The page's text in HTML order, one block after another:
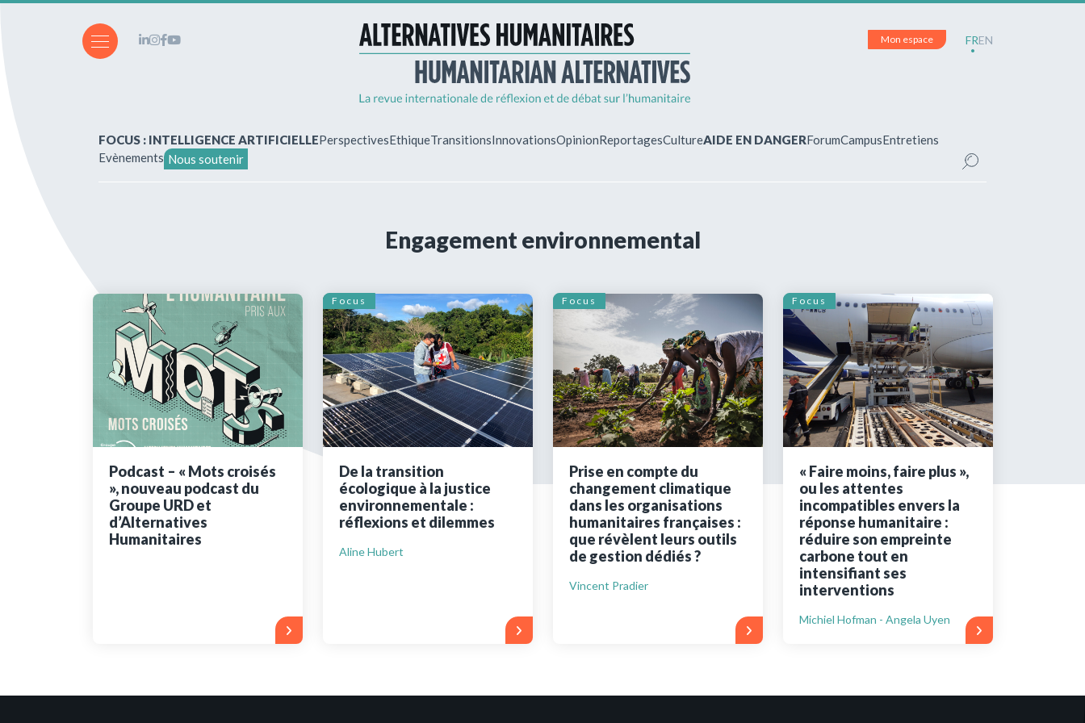
Abonnements & achats
Nos parutions
Ressources bibliographiques
Pour nous soutenir
Nous contacter
Vous êtes déjà inscrit(e)?
Vous n'êtes pas encore membre ?
Créez un compte en quelques clics !
Créer un compte
Mon espace FREN
FOCUS : INTELLIGENCE ARTIFICIELLEPerspectivesEthiqueTransitionsInnovationsOpinionReportagesCultureAIDE EN DANGERForumCampusEntretiens
Evènements Nous soutenir
Engagement environnemental
Podcast – « Mots croisés
», nouveau podcast du
Groupe URD et
d’Alternatives
Humanitaires
Focus
De la transition
écologique à la justice
environnementale :
réflexions et dilemmes
Aline Hubert
Focus
Prise en compte du
changement climatique
dans les organisations
humanitaires françaises :
que révèlent leurs outils
de gestion dédiés ?
Vincent Pradier
Focus
« Faire moins, faire plus »,
ou les attentes
incompatibles envers la
réponse humanitaire :
réduire son empreinte
carbone tout en
intensifiant ses
interventions
Michiel Hofman - Angela Uyen